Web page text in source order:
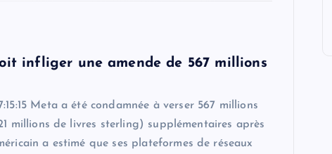
infliger une amende de 567 millions
Meta a été condamnée à verser 567 millions
millions de livres sterling) supplémentaires après
a estimé que ses plateformes de réseaux